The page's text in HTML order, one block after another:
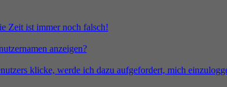
Zeit ist immer noch falsch!
anzeigen?
klicke, werde ich dazu aufgefordert, mich